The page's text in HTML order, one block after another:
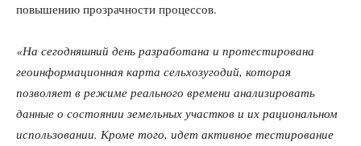
повышению прозрачности процессов.
«На сегодняшний день разработана и протестирована
геоинформационная карта сельхозугодий, которая
позволяет в режиме реального времени анализировать
данные о состоянии земельных участков и их рациональном
использовании. Кроме того, идет активное тестирование